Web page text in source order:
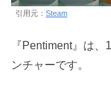
引用元： Steam
『Pentiment』は
ンチャーです。